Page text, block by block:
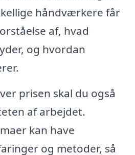
håndværkere får
af, hvad
og hvordan
prisen skal du også
af arbejdet.
kan have
og metoder, så